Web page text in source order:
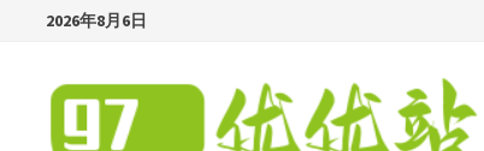
content
2026年8月6日